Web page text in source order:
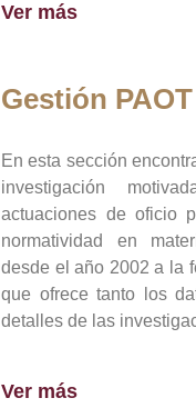
Ver más
Gestión PAOT
En esta sección
investigación
actuaciones de oficio
normatividad en
desde el año 2002 a la
que ofrece tanto los
detalles de las
Ver más